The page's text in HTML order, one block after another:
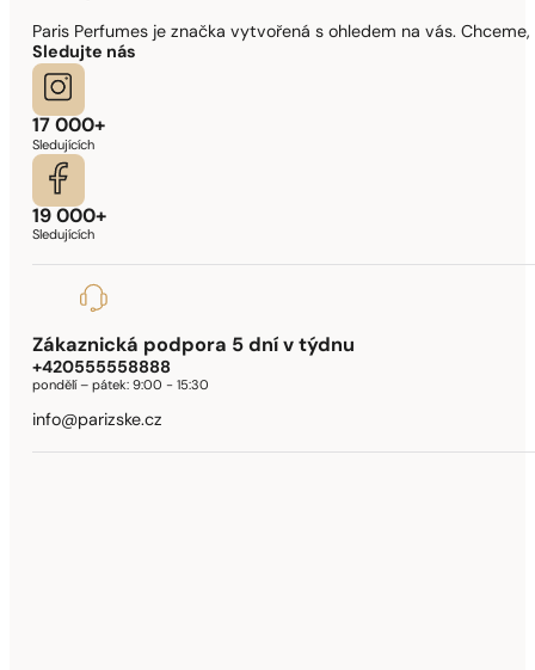
Paris Perfumes je značka vytvořená s ohledem na vás.
Sledujte nás
17 000+
Sledujících
19 000+
Sledujících
Zákaznická podpora 5 dní v týdnu
+420555558888
pondělí – pátek:9:00 - 15:30
info@parizske.cz